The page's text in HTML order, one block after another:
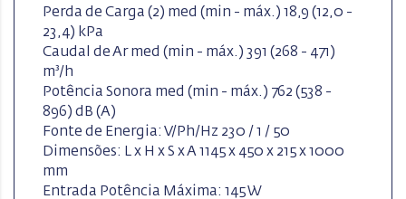
Perda de Carga (2) med (min - máx.) 18,9 (12,0 -
23,4) kPa
Caudal de Ar med (min - máx.) 391 (268 - 471)
m³/h
Potência Sonora med (min - máx.) 762 (538 -
896) dB (A)
Fonte de Energia: V/Ph/Hz 230 / 1 / 50
Dimensões: L x H x S x A 1145 x 450 x 215 x 1000
mm
Entrada Potência Máxima: 145 W